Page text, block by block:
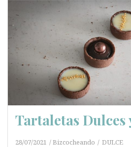
Tartaletas Dulces
28/07/2021 Bizcocheando DULCE